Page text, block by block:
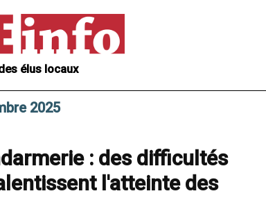
élus locaux
2025
: des difficultés
l'atteinte des